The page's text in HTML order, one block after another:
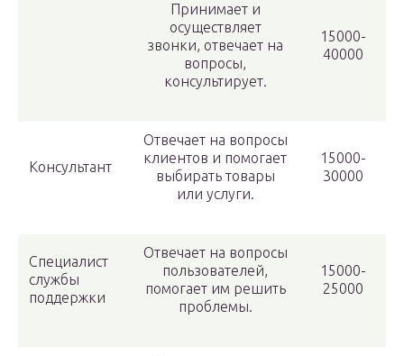
Принимает и
осуществляет
звонки, отвечает на
вопросы,
консультирует.
15000-
40000
Консультант
Отвечает на вопросы
клиентов и помогает
выбирать товары
или услуги.
15000-
30000
Специалист
службы
поддержки
Отвечает на вопросы
пользователей,
помогает им решить
проблемы.
15000-
25000